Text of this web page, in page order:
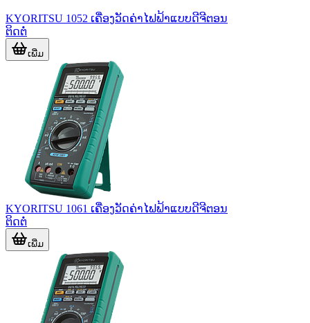
KYORITSU 1052 ເຄື່ອງວັດຄ່າໄຟຟ້າແບບດີຈີຕອນ
ຕິດຕໍ່
ເພີ່ມ
KYORITSU 1061 ເຄື່ອງວັດຄ່າໄຟຟ້າແບບດີຈີຕອນ
ຕິດຕໍ່
ເພີ່ມ